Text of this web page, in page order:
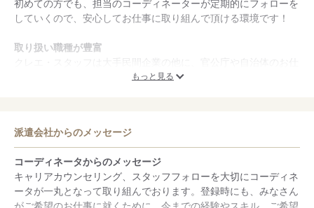
初めての方でも、担当のコーディネーターが定期的にフォローを
していくので、安心してお仕事に取り組んで頂ける環境です！
取り扱い職種が豊富
クレエ・スタッフは大手民間企業の他に、官公庁や自治体のお仕
事もたくさんあります！事務からヘルプデスクやIT分野へ挑戦し
交通費支給制度あり
クレエ・スタッフでは通勤交通費の支給制度があります。（社内
規定有）勤務地に関わらず安心してお仕事が出来ますよ。
もっと見る
派遣会社からのメッセージ
コーディネータからのメッセージ
キャリアカウンセリング、スタッフフォローを大切にコーディネ
ータが一丸となって取り組んでおります。登録時にも、みなさん